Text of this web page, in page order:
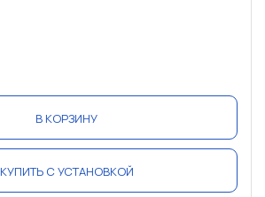
В КОРЗИНУ
КУПИТЬ С УСТАНОВКОЙ